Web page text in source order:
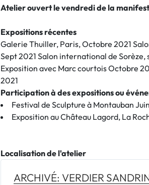
Atelier ouvert le vendredi de la
Expositions récentes
Galerie Thuiller, Paris, Octobre 2021
Sept 2021 Salon international de Sorèze,
Exposition avec Marc courtois Octobre
2021
Participation à des expositions ou
Festival de Sculpture à Montauban
Exposition au Château Lagord, La
Localisation de l'atelier
ARCHIVÉ: VERDIER